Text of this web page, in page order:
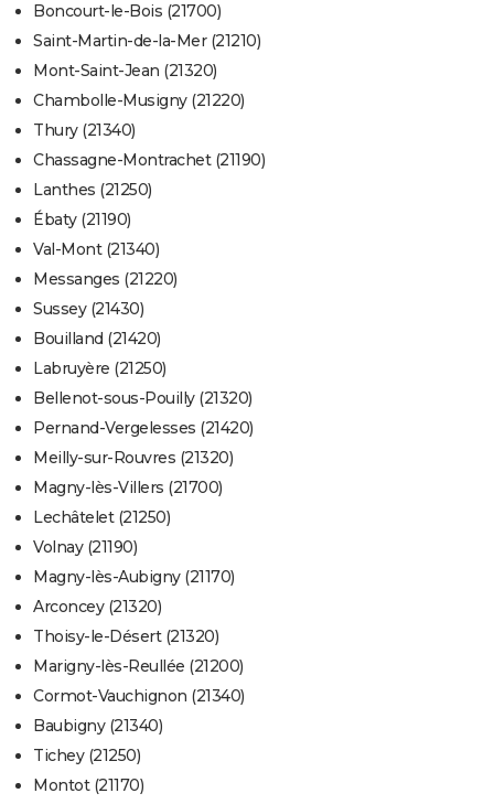
Boncourt-le-Bois (21700)
Saint-Martin-de-la-Mer (21210)
Mont-Saint-Jean (21320)
Chambolle-Musigny (21220)
Thury (21340)
Chassagne-Montrachet (21190)
Lanthes (21250)
Ébaty (21190)
Val-Mont (21340)
Messanges (21220)
Sussey (21430)
Bouilland (21420)
Labruyère (21250)
Bellenot-sous-Pouilly (21320)
Pernand-Vergelesses (21420)
Meilly-sur-Rouvres (21320)
Magny-lès-Villers (21700)
Lechâtelet (21250)
Volnay (21190)
Magny-lès-Aubigny (21170)
Arconcey (21320)
Thoisy-le-Désert (21320)
Marigny-lès-Reullée (21200)
Cormot-Vauchignon (21340)
Baubigny (21340)
Tichey (21250)
Montot (21170)